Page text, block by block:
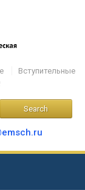
Вступительные